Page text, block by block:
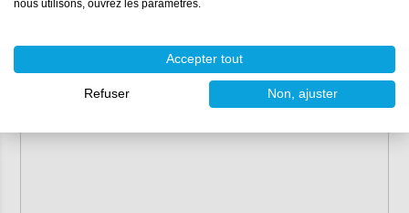
nous utilisons, ouvrez les paramètres.
Accepter tout
Refuser Non, ajuster